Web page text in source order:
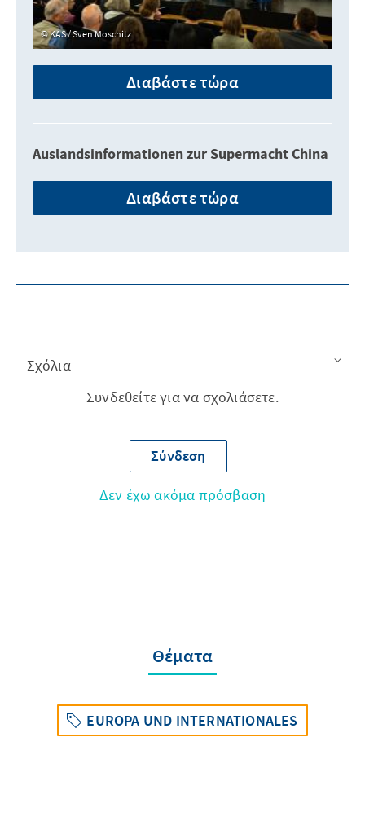
KAS / Sven Moschitz
Διαβάστε τώρα
Auslandsinformationen zur Supermacht China
Διαβάστε τώρα
Σχόλια
Συνδεθείτε για να σχολιάσετε.
Σύνδεση
Δεν έχω ακόμα πρόσβαση
Θέματα
EUROPA UND INTERNATIONALES